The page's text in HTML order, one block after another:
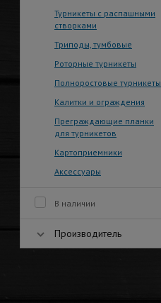
Турникеты с распашными
створками
Триподы, тумбовые
Роторные турникеты
Полноростовые турникеты
Калитки и ограждения
Преграждающие планки
для турникетов
Картоприемники
Аксессуары
В наличии
Производитель